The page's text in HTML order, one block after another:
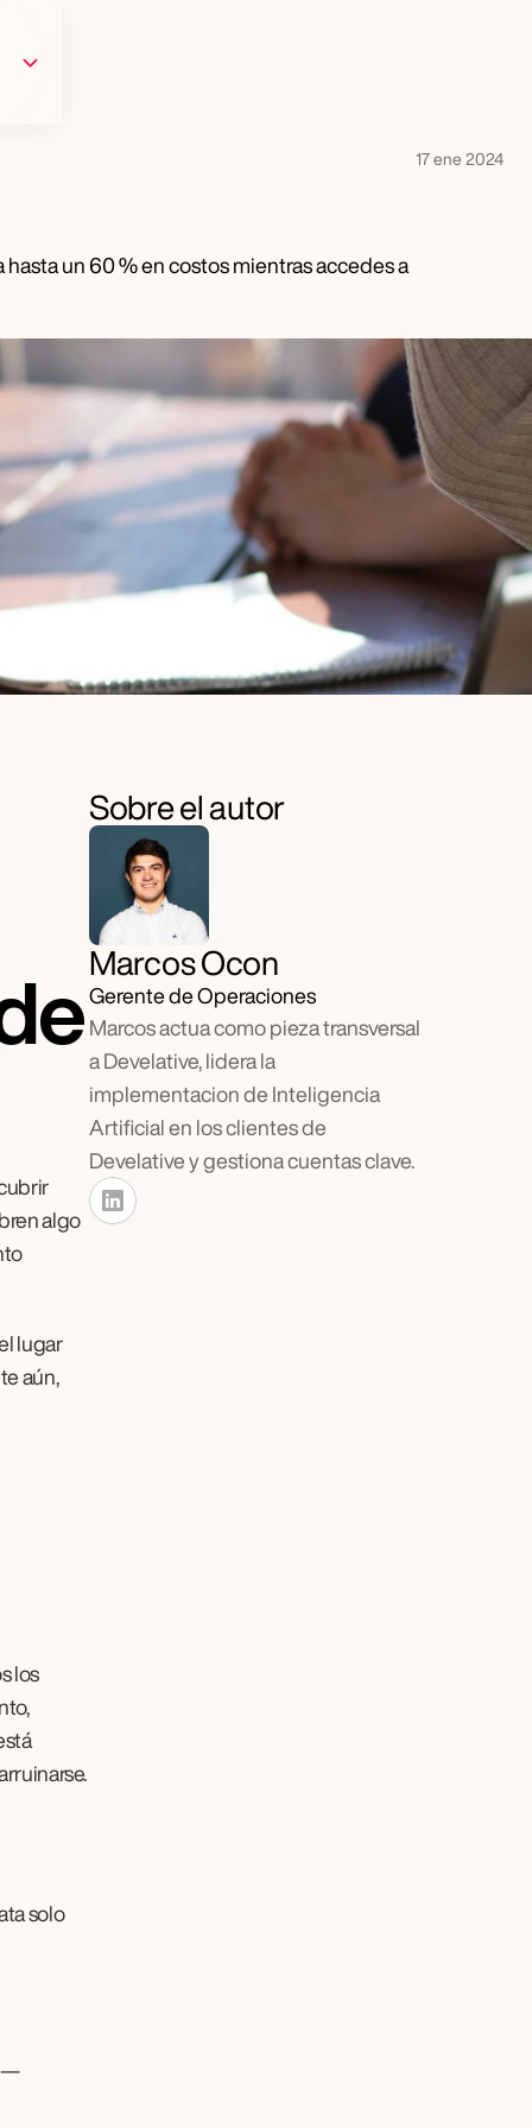
17 ene 2024
un 60 % en costos mientras accedes a
algo
lugar
aún,
los
solo
—
Sobre el autor
Marcos Ocon
Gerente de Operaciones
Marcos actua como pieza transversal
a Develative, lidera la
implementacion de Inteligencia
Artificial en los clientes de
Develative y gestiona cuentas clave.